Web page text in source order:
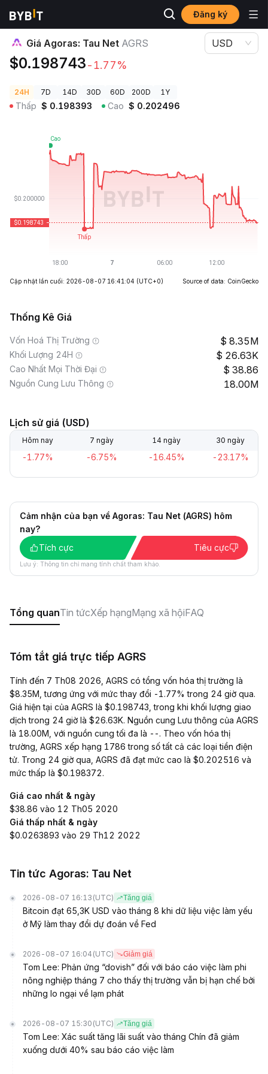
Đăng ký
Giá Tiền Điện Tử Giá Agoras: Tau Net AGRS
Giá Agoras: Tau Net AGRS
$0.198743-1.77%
USD
24H 7D 14D 30D 60D 200D 1Y
Thấp $ 0.198393 Cao $ 0.202496
Cập nhật lần cuối: 2026-08-07 16:41:04 (UTC+0) Source of data: CoinGecko
Thống Kê Giá
Vốn Hoá Thị Trường 8.35M
Khối Lượng 24H 26.63K
Cao Nhất Mọi Thời Đại 38.86
Nguồn Cung Lưu Thông 18.00M
Lịch sử giá (USD)
Hôm nay 7 ngày 14 ngày 30 ngày
-1.77% -6.75% -16.45% -23.17%
Cảm nhận của bạn về Agoras: Tau Net (AGRS) hôm
nay?
Tích cực
Tiêu cực
Lưu ý: Thông tin chỉ mang tính chất tham khảo.
Tổng quanTin tứcXếp hạngMạng xã hộiFAQ
Tóm tắt giá trực tiếp AGRS
Tính đến 7 Th08 2026, AGRS có tổng vốn hóa thị trường là
$8.35M, tương ứng với mức thay đổi -1.77% trong 24 giờ qua.
Giá hiện tại của AGRS là $0.198743, trong khi khối lượng giao
dịch trong 24 giờ là $26.63K. Nguồn cung Lưu thông của AGRS
là 18.00M, với nguồn cung tối đa là --. Theo vốn hóa thị
trường, AGRS xếp hạng 1786 trong số tất cả các loại tiền điện
tử. Trong 24 giờ qua, AGRS đã đạt mức cao là $0.202516 và
mức thấp là $0.198372.
Giá cao nhất & ngày
$38.86 vào 12 Th05 2020
Giá thấp nhất & ngày
$0.0263893 vào 29 Th12 2022
Tin tức Agoras: Tau Net
2026-08-07 16:13 (UTC) Tăng giá
Bitcoin đạt 65,3K USD vào tháng 8 khi dữ liệu việc làm yếu
ở Mỹ làm thay đổi dự đoán về Fed
2026-08-07 16:04 (UTC) Giảm giá
Tom Lee: Phản ứng “dovish” đối với báo cáo việc làm phi
nông nghiệp tháng 7 cho thấy thị trường vẫn bị hạn chế bởi
những lo ngại về lạm phát
2026-08-07 15:30 (UTC) Tăng giá
Tom Lee: Xác suất tăng lãi suất vào tháng Chín đã giảm
xuống dưới 40% sau báo cáo việc làm